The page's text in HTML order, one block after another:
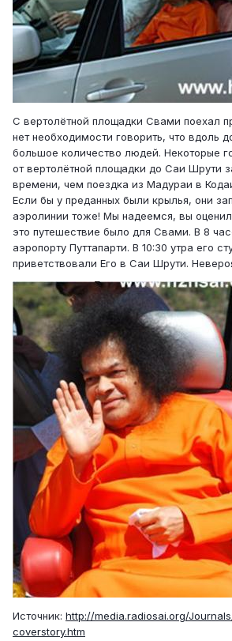
С вертолётной площадки Свами поехал
нет необходимости говорить, что вдоль
большое количество людей. Некоторые
от вертолётной площадки до Саи Шрути
времени, чем поездка из Мадураи в
Если бы у преданных были крылья, они
аэролинии тоже! Мы надеемся, вы
это путешествие было для Свами. В 8
аэропорту Путтапарти. В 10:30 утра его
приветствовали Его в Саи Шрути.
Источник: http://media.radiosai.org/
coverstory.htm